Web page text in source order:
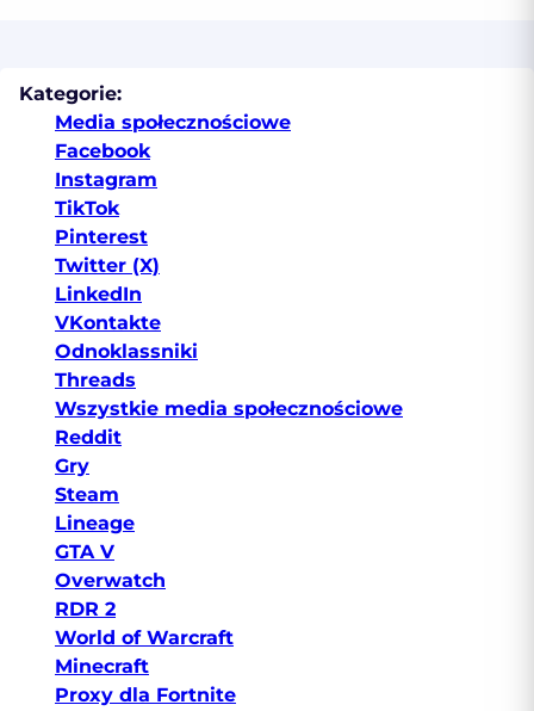
Kategorie:
Media społecznościowe
Facebook
Instagram
TikTok
Pinterest
Twitter (X)
LinkedIn
VKontakte
Odnoklassniki
Threads
Wszystkie media społecznościowe
Reddit
Gry
Steam
Lineage
GTA V
Overwatch
RDR 2
World of Warcraft
Minecraft
Proxy dla Fortnite